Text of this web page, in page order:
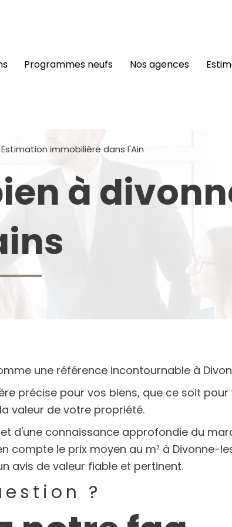
programmes neufs nos agences
Estimation immobilière dans l'Ain
à
une référence incontournable à
précise pour vos biens, que ce soit
valeur de votre propriété.
d'une connaissance approfondie du
le prix moyen au m² à Divonne-
avis de valeur fiable et pertinent.
?